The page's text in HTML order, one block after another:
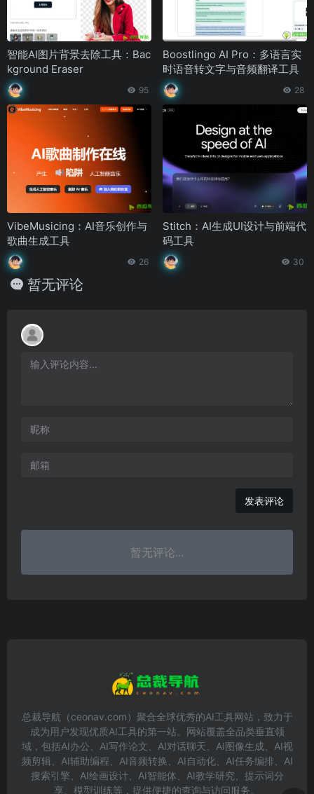
智能AI图片背景去除工具：Bac
kground Eraser
95
Boostlingo AI Pro：多语言实
时语音转文字与音频翻译工具
28
VibeMusicing：AI音乐创作与
歌曲生成工具
26
Stitch：AI生成UI设计与前端代
码工具
30
暂无评论
发表评论
暂无评论...
总裁导航（ceonav.com）聚合全球优秀的AI工具网站，致力于
成为用户发现优质AI工具的第一站。网站覆盖全品类垂直领
域，包括AI办公、AI写作论文、AI对话聊天、AI图像生成、AI视
频剪辑、AI辅助编程、AI音频转换、AI自动化、AI任务编排、AI
搜索引擎、AI绘画设计、AI智能体、AI教学研究、提示词分
享、模型训练等，提供便捷的查询与访问服务。